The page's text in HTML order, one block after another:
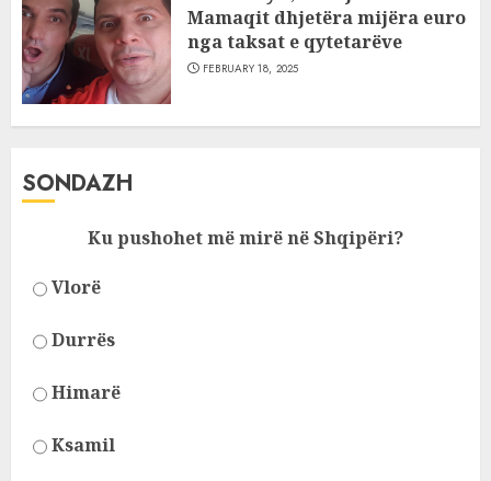
Mamaqit dhjetëra mijëra euro
nga taksat e qytetarëve
FEBRUARY 18, 2025
SONDAZH
Ku pushohet më mirë në Shqipëri?
Vlorë
Durrës
Himarë
Ksamil